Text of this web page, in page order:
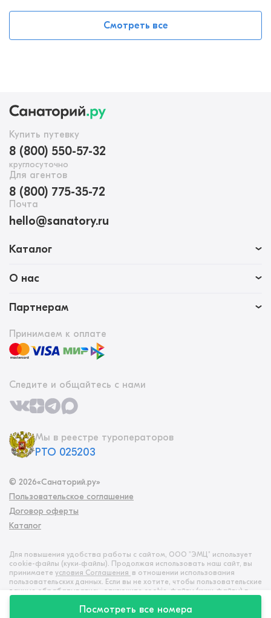
Посмотреть все номера
Смотреть все
Купить путевку
8 (800) 550-57-32
круглосуточно
Для агентов
8 (800) 775-35-72
Почта
hello@sanatory.ru
Каталог
О нас
Партнерам
Принимаем к оплате
Следите и общайтесь с нами
Мы в реестре туроператоров
РТО 025203
© 2026«Санаторий.ру»
Пользовательское соглашение
Договор оферты
Каталог
Для повышения удобства работы с сайтом, ООО "ЭМЦ" использует
cookie-файлы (куки‑файлы). Продолжая использовать наш сайт, вы
принимаете условия Соглашения в отношении использования
пользовательских данных. Если вы не хотите, чтобы пользовательские
данные обрабатывались, отключите cookie-файлы (куки‑файлы) в